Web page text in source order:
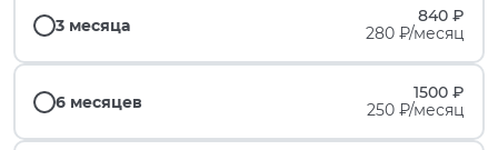
3 месяца
840 ₽
280 ₽/месяц
6 месяцев
1500 ₽
250 ₽/месяц